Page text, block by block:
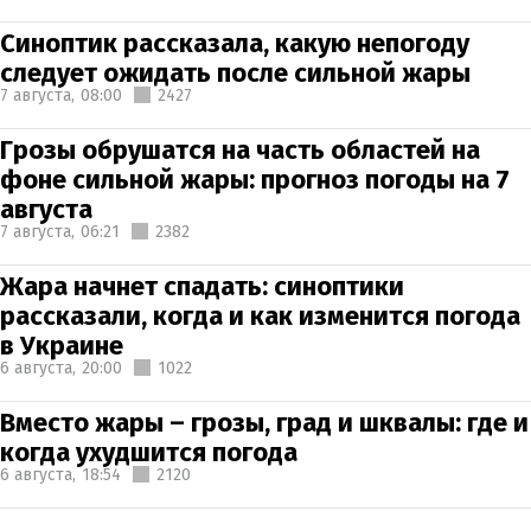
Синоптик рассказала, какую непогоду
следует ожидать после сильной жары
7 августа, 08:00 2427
Грозы обрушатся на часть областей на
фоне сильной жары: прогноз погоды на 7
августа
7 августа, 06:21 2382
Жара начнет спадать: синоптики
рассказали, когда и как изменится погода
в Украине
6 августа, 20:00 1022
Вместо жары – грозы, град и шквалы: где и
когда ухудшится погода
6 августа, 18:54 2120